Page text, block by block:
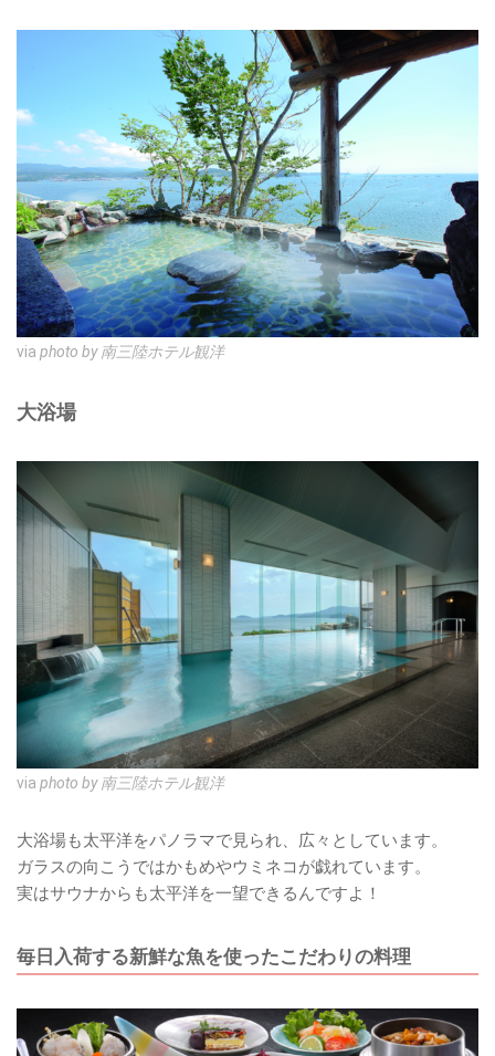
via photo by 南三陸ホテル観洋
大浴場
via photo by 南三陸ホテル観洋
大浴場も太平洋をパノラマで見られ、広々としています。
ガラスの向こうではかもめやウミネコが戯れています。
実はサウナからも太平洋を一望できるんですよ！
毎日入荷する新鮮な魚を使ったこだわりの料理